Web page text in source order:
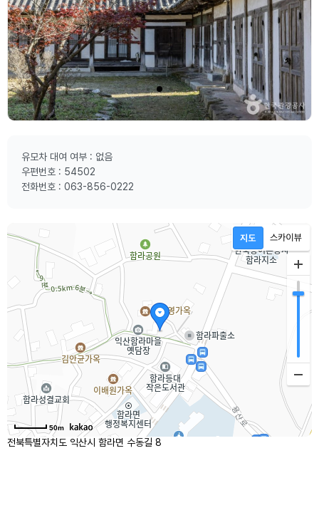
유모차 대여 여부 : 없음
우편번호 : 54502
전화번호 : 063-856-0222
50m
전북특별자치도 익산시 함라면 수동길 8